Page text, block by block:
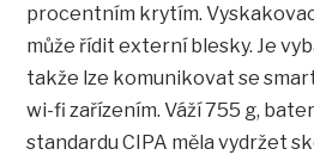
procentním krytím.
může řídit externí blesky. Je
takže lze komunikovat se
wi-fi zařízením. Váží 755 g,
standardu CIPA měla vydržet